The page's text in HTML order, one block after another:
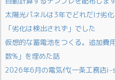
太陽光パネルは3年でどれだけ劣
「劣化は検出されず」でした
仮想的な蓄電池をつくる。追加費
数%」を埋めた話
2026年6月の電気代(一条工務店